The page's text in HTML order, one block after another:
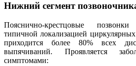
Нижний сегмент
Пояснично-крестцовые
типичной локализацией
приходится более 80% всех
выпячиваний. Проявляется
симптомами: